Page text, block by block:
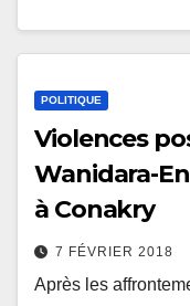
POLITIQUE
Violences
Wanidara-
à Conakry
7 FÉVRIER 2018
Après les